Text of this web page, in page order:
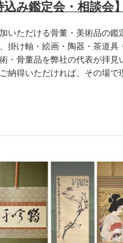
込み鑑定会・相談会
いただける骨董・美術品の鑑
掛け軸・絵画・陶器・茶道具
・骨董品を弊社の代表が拝見
納得いただければ、その場で